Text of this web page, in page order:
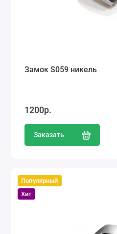
Замок S059 никель
1200р.
Заказать
Популярный
Хит